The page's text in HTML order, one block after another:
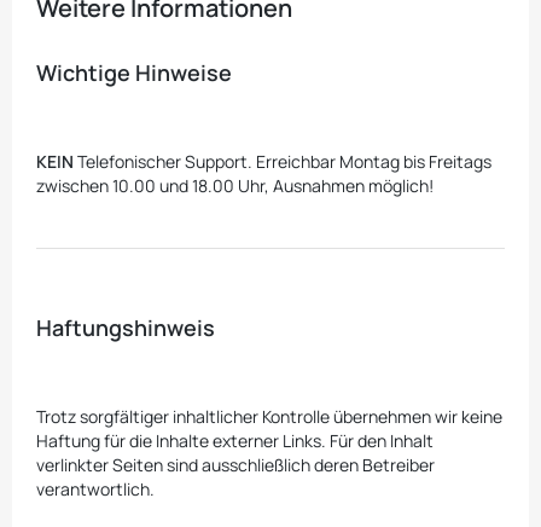
Weitere Informationen
Wichtige Hinweise
KEIN Telefonischer Support. Erreichbar Montag bis Freitags
zwischen 10.00 und 18.00 Uhr, Ausnahmen möglich!
Haftungshinweis
Trotz sorgfältiger inhaltlicher Kontrolle übernehmen wir keine
Haftung für die Inhalte externer Links. Für den Inhalt
verlinkter Seiten sind ausschließlich deren Betreiber
verantwortlich.